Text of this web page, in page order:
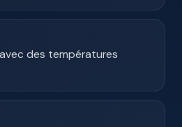
des températures